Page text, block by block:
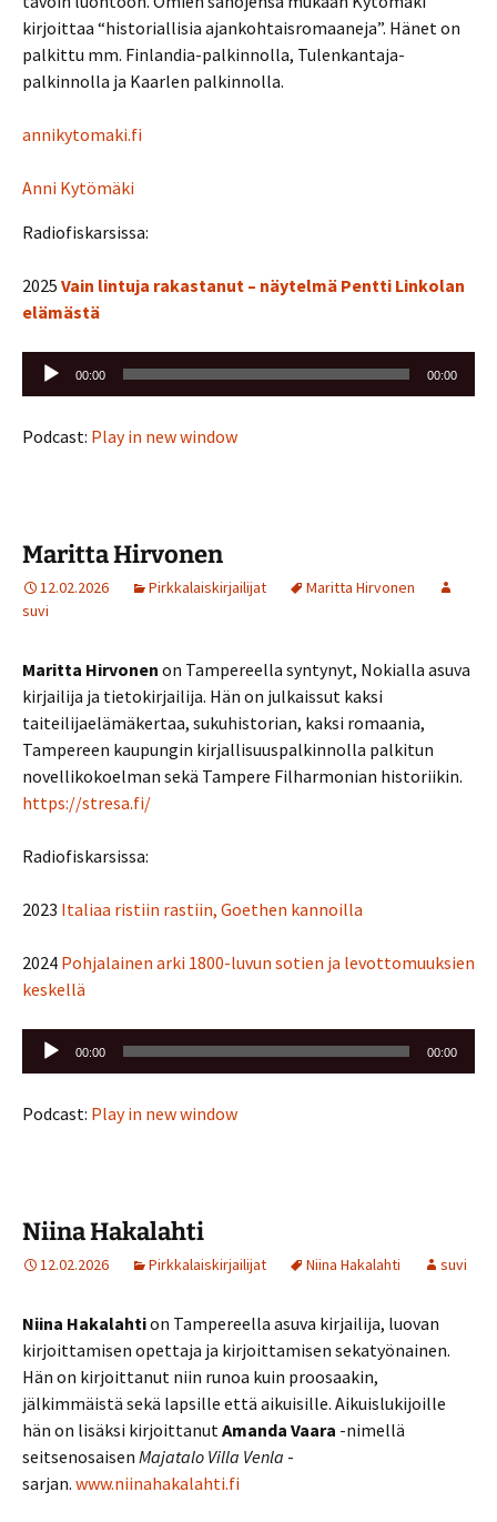
kirjoittaa “historiallisia ajankohtaisromaaneja”. Hänet on
palkittu mm. Finlandia-palkinnolla, Tulenkantaja-
palkinnolla ja Kaarlen palkinnolla.
annikytomaki.fi
Anni Kytömäki
Radiofiskarsissa:
2025 Vain lintuja rakastanut – näytelmä Pentti Linkolan
elämästä
Äänitoistin
00:00 00:00
Podcast: Play in new window
Maritta Hirvonen
12.02.2026 Pirkkalaiskirjailijat
Maritta Hirvonen
suvi
Maritta Hirvonen on Tampereella syntynyt, Nokialla asuva
kirjailija ja tietokirjailija. Hän on julkaissut kaksi
taiteilijaelämäkertaa, sukuhistorian, kaksi romaania,
Tampereen kaupungin kirjallisuuspalkinnolla palkitun
novellikokoelman sekä Tampere Filharmonian historiikin.
https://stresa.fi/
Radiofiskarsissa:
2023 Italiaa ristiin rastiin, Goethen kannoilla
2024 Pohjalainen arki 1800-luvun sotien ja levottomuuksien
keskellä
Äänitoistin
00:00 00:00
Podcast: Play in new window
Niina Hakalahti
12.02.2026 Pirkkalaiskirjailijat Niina Hakalahti suvi
Niina Hakalahtion Tampereella asuva kirjailija, luovan
kirjoittamisen opettaja ja kirjoittamisen sekatyönainen.
Hän on kirjoittanut niin runoa kuin proosaakin,
jälkimmäistä sekä lapsille että aikuisille. Aikuislukijoille
hän on lisäksi kirjoittanut Amanda Vaara -nimellä
seitsenosaisen Majatalo Villa Venla -
sarjan. www.niinahakalahti.fi